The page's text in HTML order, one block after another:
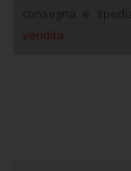
consegna e
vendita